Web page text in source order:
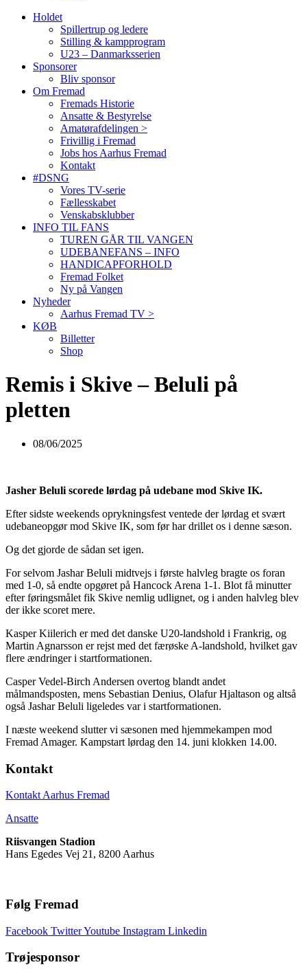
Holdet
Spillertrup og ledere
Stilling & kampprogram
U23 – Danmarksserien
Sponsorer
Bliv sponsor
Om Fremad
Fremads Historie
Ansatte & Bestyrelse
Amatørafdelingen >
Frivillig i Fremad
Jobs hos Aarhus Fremad
Kontakt
#DSNG
Vores TV-serie
Fællesskabet
Venskabsklubber
INFO TIL FANS
TUREN GÅR TIL VANGEN
UDEBANEFANS – INFO
HANDICAPFORHOLD
Fremad Folket
Ny på Vangen
Nyheder
Aarhus Fremad TV >
KØB
Billetter
Shop
Remis i Skive – Beluli på
pletten
08/06/2025
Jasher Beluli scorede lørdag på udebane mod Skive IK.
Efter sidste weekends oprykningsfest ventede der lørdag et svært
udebaneopgør mod Skive IK, som før har drillet os i denne sæson.
Og det gjorde de sådan set igen.
For selvom Jashar Beluli midtvejs i første halvleg bragte os foran
med 1-0, så endte opgøret på Hancock Arena 1-1. Blot få minutter
efter føringsmålet fik Skive nemlig udlignet, og i anden halvleg blev
der ikke scoret mere.
Kasper Kiilerich er med det danske U20-landshold i Frankrig, og
Martin Agnarsson er rejst med det færøske A-landshold, hvilket gav
flere ændringer i startformationen.
Casper Vedel-Birch Andersen overtog blandt andet
målmandsposten, mens Sebastian Denius, Olafur Hjaltason og altså
også Jashar Beluli ligeledes var i startformationen.
I næste weekend slutter vi sæsonen med hjemmekampen mod
Fremad Amager. Kampstart lørdag den 14. juni klokken 14.00.
Kontakt
Kontakt Aarhus Fremad
Ansatte
Riisvangen Stadion
Hans Egedes Vej 21, 8200 Aarhus
Følg Fremad
Facebook TwitterYoutube Instagram Linkedin
Trøjesponsor